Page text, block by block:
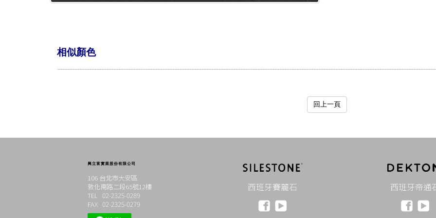
相似顏色
回上一頁
興立富實業股份有限公司
106 台北市大安區
敦化南路二段65號12樓
TEL 02-2325-0289
FAX 02-2325-0279
西班牙賽麗石 西班牙帝通